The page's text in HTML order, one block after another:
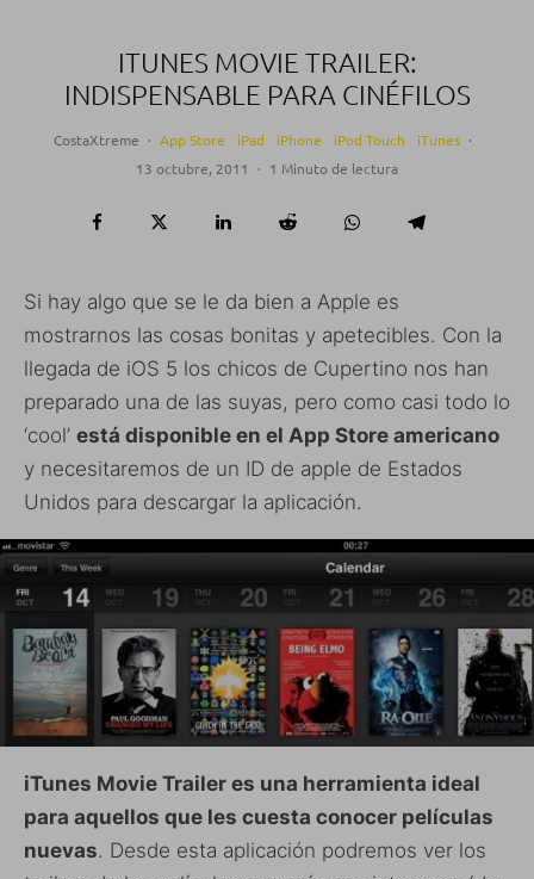
ITUNES MOVIE TRAILER:
INDISPENSABLE PARA CINÉFILOS
CostaXtreme · App Store iPad iPhone iPod Touch iTunes ·
13 octubre, 2011
· 1 Minuto de lectura
Si hay algo que se le da bien a Apple es
mostrarnos las cosas bonitas y apetecibles. Con la
llegada de iOS 5 los chicos de Cupertino nos han
preparado una de las suyas, pero como casi todo lo
‘cool’ está disponible en el App Store americano
y necesitaremos de un ID de apple de Estados
Unidos para descargar la aplicación.
iTunes Movie Trailer es una herramienta ideal
para aquellos que les cuesta conocer películas
nuevas. Desde esta aplicación podremos ver los